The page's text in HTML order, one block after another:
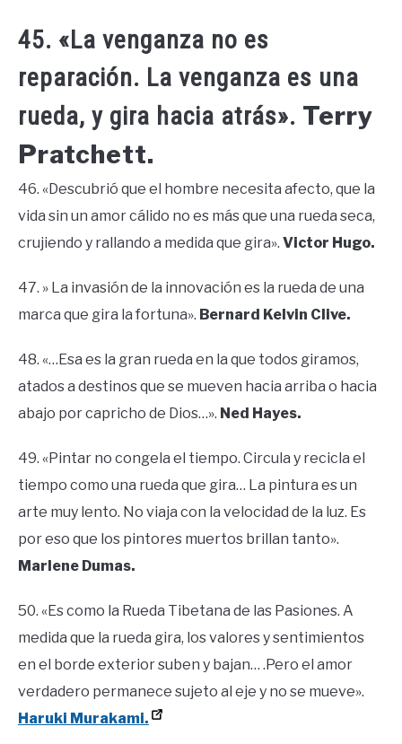
45. «La venganza no es
reparación. La venganza es una
rueda, y gira hacia atrás». Terry
Pratchett.
46. «Descubrió que el hombre necesita afecto, que la
vida sin un amor cálido no es más que una rueda seca,
crujiendo y rallando a medida que gira». Victor Hugo.
47. » La invasión de la innovación es la rueda de una
marca que gira la fortuna». Bernard Kelvin Clive.
48. «…Esa es la gran rueda en la que todos giramos,
atados a destinos que se mueven hacia arriba o hacia
abajo por capricho de Dios…». Ned Hayes.
49. «Pintar no congela el tiempo. Circula y recicla el
tiempo como una rueda que gira… La pintura es un
arte muy lento. No viaja con la velocidad de la luz. Es
por eso que los pintores muertos brillan tanto».
Marlene Dumas.
50. «Es como la Rueda Tibetana de las Pasiones. A
medida que la rueda gira, los valores y sentimientos
en el borde exterior suben y bajan… .Pero el amor
verdadero permanece sujeto al eje y no se mueve».
Haruki Murakami.